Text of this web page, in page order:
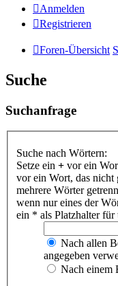
Anmelden
Registrieren
Foren-Übersicht
Suche
Suchanfrage
Suche nach Wörtern:
Setze ein + vor ein
vor ein Wort, das nicht
mehrere Wörter
wenn nur eines der
ein * als Platzhalter
Nach allen
angegeben
Nach einem